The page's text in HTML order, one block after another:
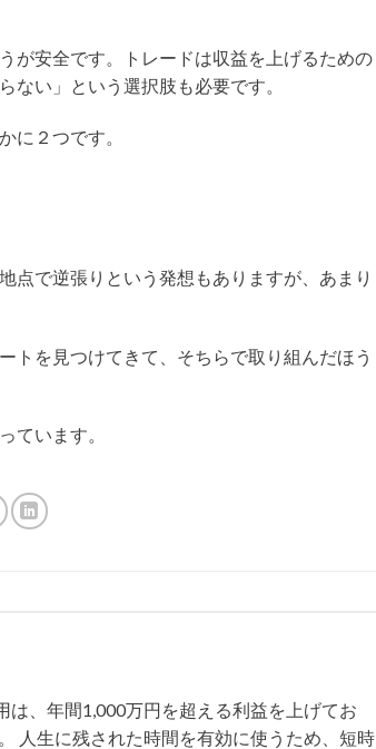
が安全です。トレードは収益を上げるための
ない」という選択肢も必要です。
に２つです。
点で逆張りという発想もありますが、あまり
トを見つけてきて、そちらで取り組んだほう
ています。
、年間1,000万円を超える利益を上げてお
人生に残された時間を有効に使うため、短時